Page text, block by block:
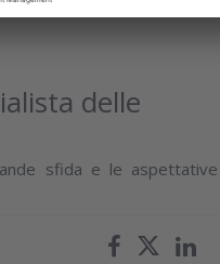
delle
sfida e le aspettative